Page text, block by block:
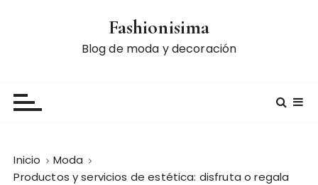
Fashionisima
Blog de moda y decoración
Inicio
Moda
Productos y servicios de estética: disfruta o regala